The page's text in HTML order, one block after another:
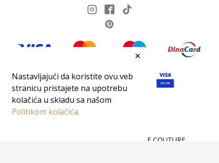
Sva prava zadržana 2026 ©DEMODE COUTURE
Nastavljajući da koristite ovu veb
stranicu pristajete na upotrebu
kolačića u skladu sa našom
Politikom kolačića.
✕